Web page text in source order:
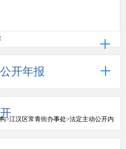
开年报
>江汉区常青街办事处>法定主动公开内